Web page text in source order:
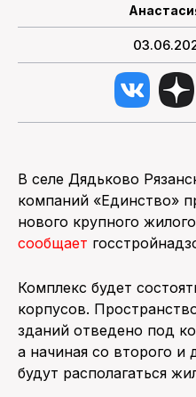
В селе Дядьково
компаний «Единство»
нового крупного
сообщает
Комплекс будет
корпусов.
зданий отведено под
а начиная со второго
будут располагаться